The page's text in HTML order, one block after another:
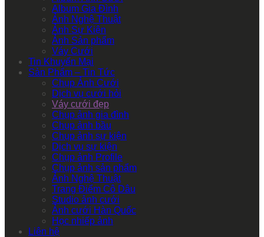
Album Gia Đình
Ảnh Nghệ Thuật
Ảnh Sự Kiện
Ảnh Sản phẩm
Váy Cưới
Tin Khuyến Mại
Sản Phẩm – Tin Tức
Chụp Ảnh Cưới
Dịch vụ cưới hỏi
Váy cưới đẹp
Chụp ảnh gia đình
Chụp ảnh bầu
Chụp ảnh sự kiện
Dịch vụ sự kiện
Chụp ảnh Profile
Chụp ảnh sản phẩm
Ảnh Nghệ Thuật
Trang Điểm Cô Dâu
Studio ảnh cưới
Ảnh cưới Hàn Quốc
Học nhiếp ảnh
Liên hệ